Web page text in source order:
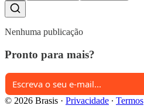
Nenhuma publicação
Pronto para mais?
© 2026 Brasis · Privacidade ∙ Termos